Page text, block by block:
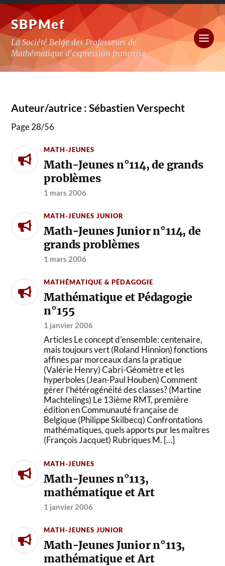
SBPMef
La Société Belge des Professeurs de
Mathématique d'expression française
Auteur/autrice :Sébastien Verspecht
Page 28/56
MATH-JEUNES
Math-Jeunes n°114, de grands
problèmes
1 mars 2006
MATH-JEUNES JUNIOR
Math-Jeunes Junior n°114, de
grands problèmes
1 mars 2006
MATHÉMATIQUE & PÉDAGOGIE
Mathématique et Pédagogie
n°155
1 janvier 2006
Articles Le concept d’ensemble: centenaire,
mais toujours vert (Roland Hinnion) fonctions
affines par morceaux dans la pratique
(Valérie Henry) Cabri-Géomètre et les
hyperboles (Jean-Paul Houben) Comment
gérer l’hétérogénéité des classes? (Martine
Machtelings) Le 13ième RMT, première
édition en Communauté française de
Belgique (Philippe Skilbecq) Confrontations
mathématiques, quels apports pur les maîtres
(François Jacquet) Rubriques M. […]
MATH-JEUNES
Math-Jeunes n°113,
mathématique et Art
1 janvier 2006
MATH-JEUNES JUNIOR
Math-Jeunes Junior n°113,
mathématique et Art